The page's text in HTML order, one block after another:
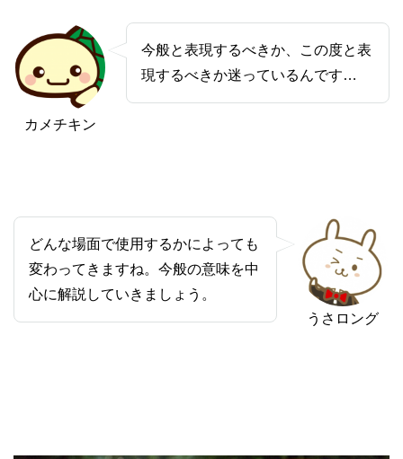
カメチキン
今般と表現するべきか、この度と表
現するべきか迷っているんです…
うさロング
どんな場面で使用するかによっても
変わってきますね。今般の意味を中
心に解説していきましょう。